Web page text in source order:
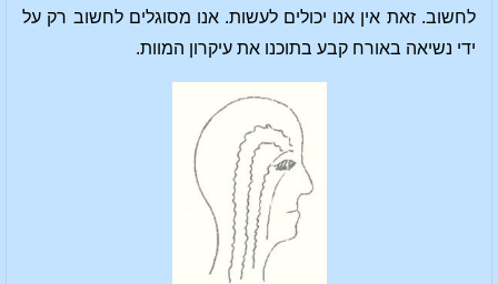
לחשוב. זאת אין אנו יכולים לעשות. אנו מסוגלים לחשוב רק על
ידי נשיאה באורח קבע בתוכנו את עיקרון המוות.